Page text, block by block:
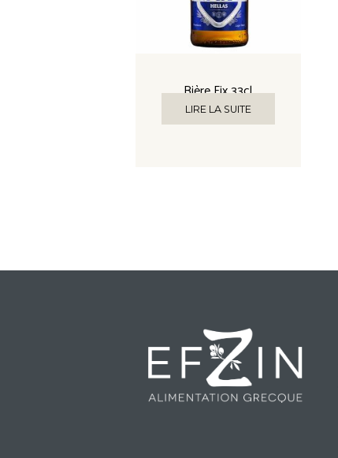
Bière Fix 33cl
LIRE LA SUITE